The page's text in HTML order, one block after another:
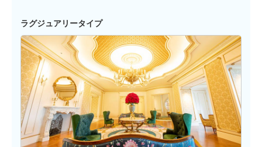
ラグジュアリータイプ